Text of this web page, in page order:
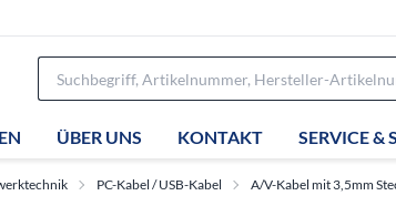
ÜBER UNS KONTAKT SERVICE &
PC-Kabel / USB-Kabel A/V-Kabel mit 3,5mm